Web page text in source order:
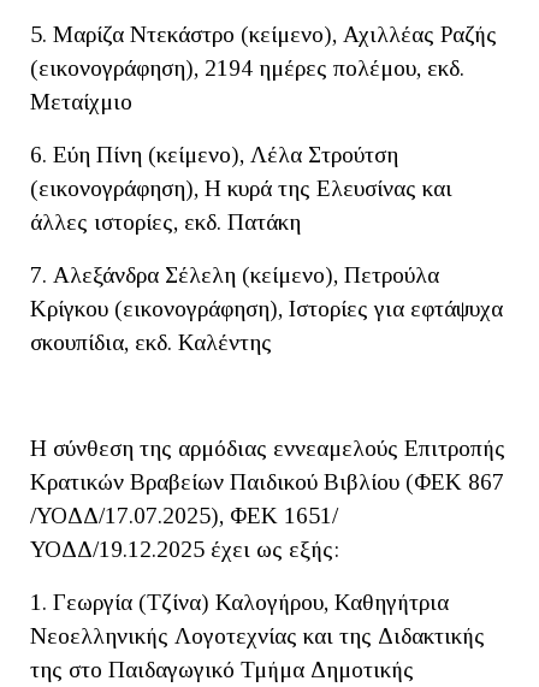
5. Μαρίζα Ντεκάστρο (κείμενο), Αχιλλέας Ραζής
(εικονογράφηση), 2194 ημέρες πολέμου, εκδ.
Μεταίχμιο
6. Εύη Πίνη (κείμενο), Λέλα Στρούτση
(εικονογράφηση), Η κυρά της Ελευσίνας και
άλλες ιστορίες, εκδ. Πατάκη
7. Αλεξάνδρα Σέλελη (κείμενο), Πετρούλα
Κρίγκου (εικονογράφηση), Ιστορίες για εφτάψυχα
σκουπίδια, εκδ. Καλέντης
H σύνθεση της αρμόδιας εννεαμελούς Επιτροπής
Κρατικών Βραβείων Παιδικού Βιβλίου (ΦΕΚ 867
/ΥΟΔΔ/17.07.2025), ΦΕΚ 1651/
ΥΟΔΔ/19.12.2025 έχει ως εξής:
1. Γεωργία (Τζίνα) Καλογήρου, Καθηγήτρια
Νεοελληνικής Λογοτεχνίας και της Διδακτικής
της στο Παιδαγωγικό Τμήμα Δημοτικής